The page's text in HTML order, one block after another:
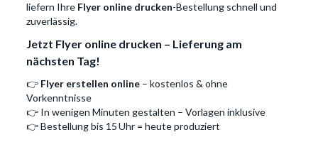
liefern Ihre Flyer online drucken-Bestellung schnell und
zuverlässig.
Jetzt Flyer online drucken – Lieferung am
nächsten Tag!
👉 Flyer erstellen online – kostenlos & ohne
Vorkenntnisse
👉 In wenigen Minuten gestalten – Vorlagen inklusive
👉 Bestellung bis 15 Uhr = heute produziert